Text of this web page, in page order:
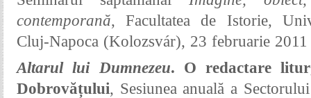
contemporană, Facultatea de Istorie,
Cluj-Napoca (Kolozsvár), 23 februarie 2011
Altarul lui Dumnezeu. O redactare
Dobrovățului, Sesiunea anuală a